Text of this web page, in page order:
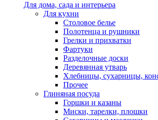
Для дома, сада и интерьера
Для кухни
Столовое белье
Полотенца и рушники
Грелки и прихватки
Фартуки
Разделочные доски
Деревянная утварь
Хлебницы, сухарницы,
Прочее
Глиняная посуда
Горшки и казаны
Миски, тарелки, плошки